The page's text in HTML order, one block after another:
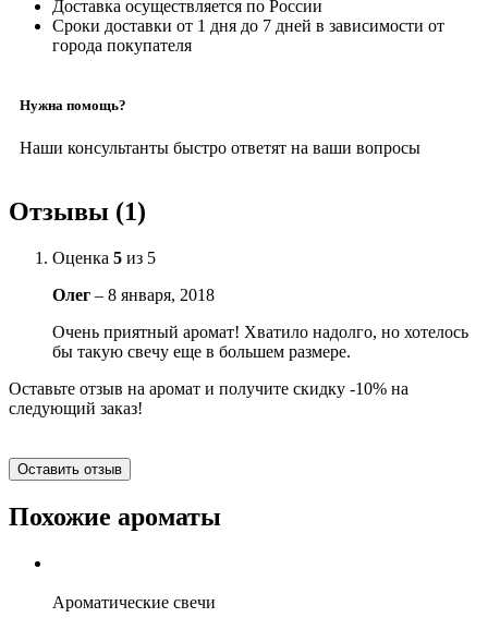
Доставка осуществляется по России
Сроки доставки от 1 дня до 7 дней в зависимости от
города покупателя
Нужна помощь?
Наши консультанты быстро ответят на ваши вопросы
Отзывы (1)
Оценка 5 из 5
Олег – 8 января, 2018
Очень приятный аромат! Хватило надолго, но хотелось
бы такую свечу еще в большем размере.
Оставьте отзыв на аромат и получите скидку -10% на
следующий заказ!
Оставить отзыв
Похожие ароматы
Ароматические свечи